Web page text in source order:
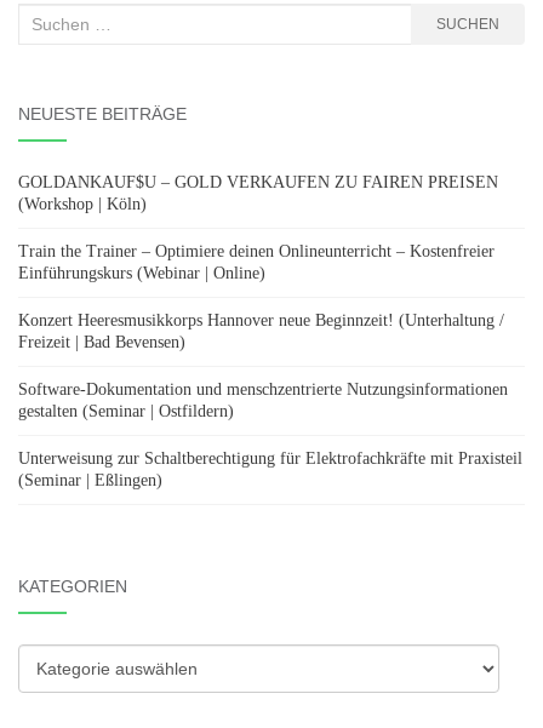
Suchen
SUCHEN
NEUESTE BEITRÄGE
GOLDANKAUF$U – GOLD VERKAUFEN ZU FAIREN PREISEN
(Workshop | Köln)
Train the Trainer – Optimiere deinen Onlineunterricht – Kostenfreier
Einführungskurs (Webinar | Online)
Konzert Heeresmusikkorps Hannover neue Beginnzeit! (Unterhaltung /
Freizeit | Bad Bevensen)
Software-Dokumentation und menschzentrierte Nutzungsinformationen
gestalten (Seminar | Ostfildern)
Unterweisung zur Schaltberechtigung für Elektrofachkräfte mit Praxisteil
(Seminar | Eßlingen)
KATEGORIEN
Kategorien